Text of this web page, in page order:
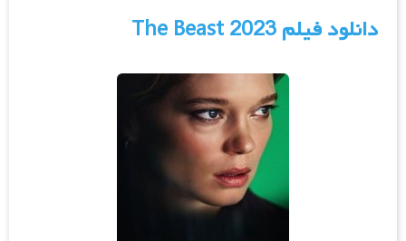
دانلود فیلم The Beast 2023